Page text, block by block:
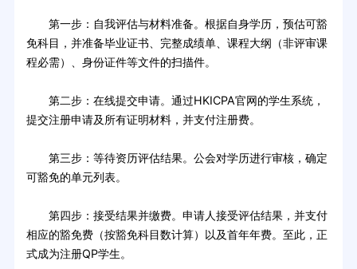
第一步：自我评估与材料准备。根据自身学历，预估可豁
免科目，并准备毕业证书、完整成绩单、课程大纲（非评审课
程必需）、身份证件等文件的扫描件。
第二步：在线提交申请。通过HKICPA官网的学生系统，
提交注册申请及所有证明材料，并支付注册费。
第三步：等待资历评估结果。公会对学历进行审核，确定
可豁免的单元列表。
第四步：接受结果并缴费。申请人接受评估结果，并支付
相应的豁免费（按豁免科目数计算）以及首年年费。至此，正
式成为注册QP学生。